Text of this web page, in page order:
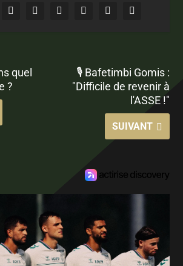
quel
?
🎙 Bafetimbi Gomis :
"Difficile de revenir à
l'ASSE !"
SUIVANT